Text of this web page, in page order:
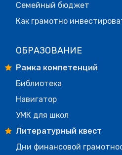
Семейный бюджет
Как грамотно
ОБРАЗОВАНИЕ
Рамка компетенций
Библиотека
Навигатор
УМК для школ
Литературный квест
Дни финансовой